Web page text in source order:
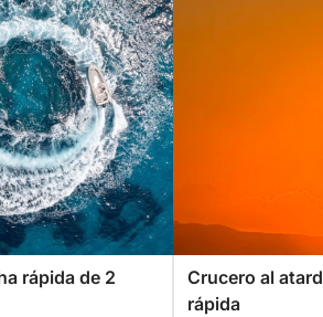
rápida de 2
Crucero al
rápida